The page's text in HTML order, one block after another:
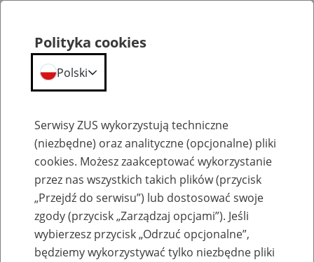
Szkolenia
Polityka cookies
Polski
Serwisy ZUS wykorzystują techniczne
(niezbędne) oraz analityczne (opcjonalne) pliki
cookies. Możesz zaakceptować wykorzystanie
przez nas wszystkich takich plików (przycisk
„Przejdź do serwisu”) lub dostosować swoje
zgody (przycisk „Zarządzaj opcjami”). Jeśli
wybierzesz przycisk „Odrzuć opcjonalne”,
będziemy wykorzystywać tylko niezbędne pliki